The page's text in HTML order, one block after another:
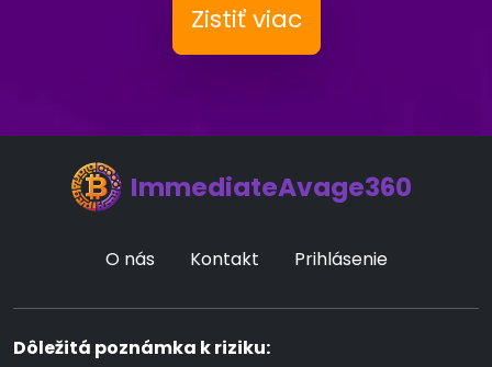
Zistiť viac
ImmediateAvage360
O nás Kontakt Prihlásenie
Dôležitá poznámka k riziku: